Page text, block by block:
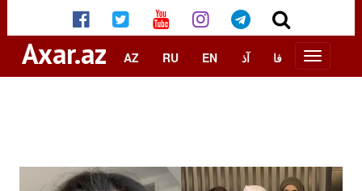
Axar.az AZ RU EN آذ فا